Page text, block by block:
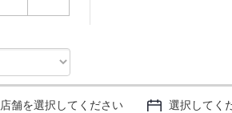
店舗を選択してください 選択してく